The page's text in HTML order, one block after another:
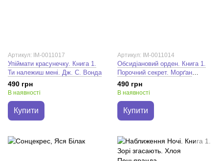
Артикул: IM-0011017
Упіймати красунечку. Книга 1.
Ти належиш мені. Дж. С. Вонда
490 грн
В наявності
Купити
Артикул: IM-0011014
Обсидіановий орден. Книга 1.
Порочний секрет. Морґан
Бріджес
490 грн
В наявності
Купити